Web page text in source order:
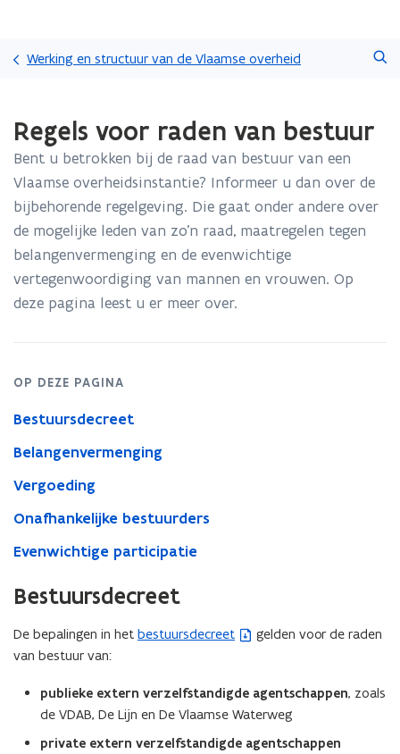
naar
gaan
Werking en structuur van de Vlaamse overheid
met
laden.
bevindt
zich
op:
Regels
voor
raden
van
bestuur
Regels voor raden van bestuur
Bent u betrokken bij de raad van bestuur van een
Vlaamse overheidsinstantie? Informeer u dan over de
bijbehorende regelgeving. Die gaat onder andere over
de mogelijke leden van zo’n raad, maatregelen tegen
belangenvermenging en de evenwichtige
vertegenwoordiging van mannen en vrouwen. Op
deze pagina leest u er meer over.
OP DEZE PAGINA
Bestuursdecreet
Belangenvermenging
Vergoeding
Onafhankelijke bestuurders
Evenwichtige participatie
Bestuursdecreet
De bepalingen in het bestuursdecreet
(
s
t
a
gelden voor de raden
van bestuur van:
publieke extern verzelfstandigde agentschappen, zoals
de VDAB, De Lijn en De Vlaamse Waterweg
private extern verzelfstandigde agentschappen